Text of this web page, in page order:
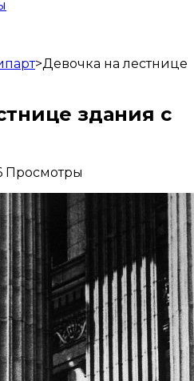
>Девочка на лестнице
здания с
Просмотры